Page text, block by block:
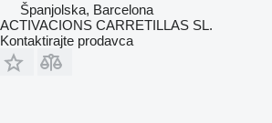
Španjolska, Barcelona
ACTIVACIONS CARRETILLAS SL.
Kontaktirajte prodavca